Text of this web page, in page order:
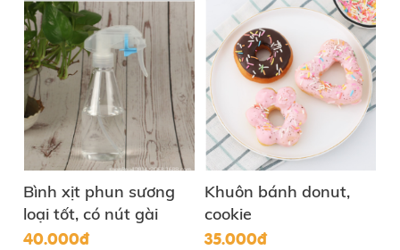
Bình xịt phun sương
loại tốt, có nút gài
40.000đ
Khuôn bánh donut,
cookie
35.000đ